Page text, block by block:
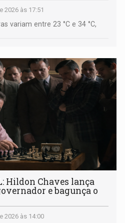
2026 às 17:51
variam entre 23 °C e 34 °C,
Hildon Chaves lança
e bagunça o
2026 às 14:00